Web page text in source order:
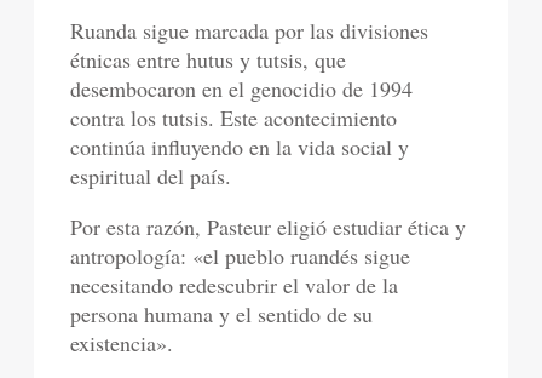
Ruanda sigue marcada por las divisiones
étnicas entre hutus y tutsis, que
desembocaron en el genocidio de 1994
contra los tutsis. Este acontecimiento
continúa influyendo en la vida social y
espiritual del país.
Por esta razón, Pasteur eligió estudiar ética y
antropología: «el pueblo ruandés sigue
necesitando redescubrir el valor de la
persona humana y el sentido de su
existencia».